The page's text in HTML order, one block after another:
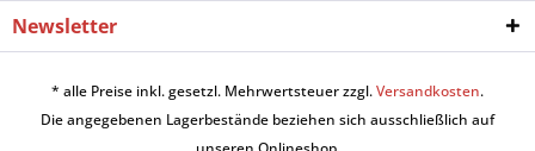
Newsletter
* alle Preise inkl. gesetzl. Mehrwertsteuer zzgl.Versandkosten.
Die angegebenen Lagerbestände beziehen sich ausschließlich auf